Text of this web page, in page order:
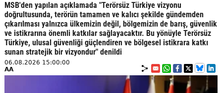
MSB'den yapılan açıklamada "Terörsüz Türkiye vizyonu
doğrultusunda, terörün tamamen ve kalıcı şekilde gündemden
çıkarılması yalnızca ülkemizin değil, bölgemizin de barış, güvenlik
ve istikrarına önemli katkılar sağlayacaktır. Bu yönüyle Terörsüz
Türkiye, ulusal güvenliği güçlendiren ve bölgesel istikrara katkı
sunan stratejik bir vizyondur" denildi
06.08.2026 15:00:00
AA